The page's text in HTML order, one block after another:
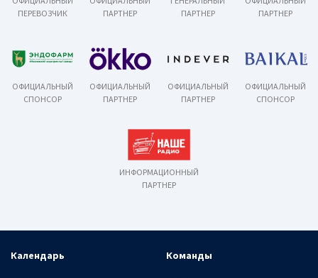
ПЕРЕВОЗЧИК
ПАРТНЕР
ПАРТНЕР
ПАРТНЕР
ОФИЦИАЛЬНЫЙ
СПОНСОР
ОФИЦИАЛЬНЫЙ
ПАРТНЕР
ОФИЦИАЛЬНЫЙ
ПАРТНЕР
ОФИЦИАЛЬНЫЙ
СПОНСОР
ИНФОРМАЦИОННЫЙ
ПАРТНЕР
Календарь Команды